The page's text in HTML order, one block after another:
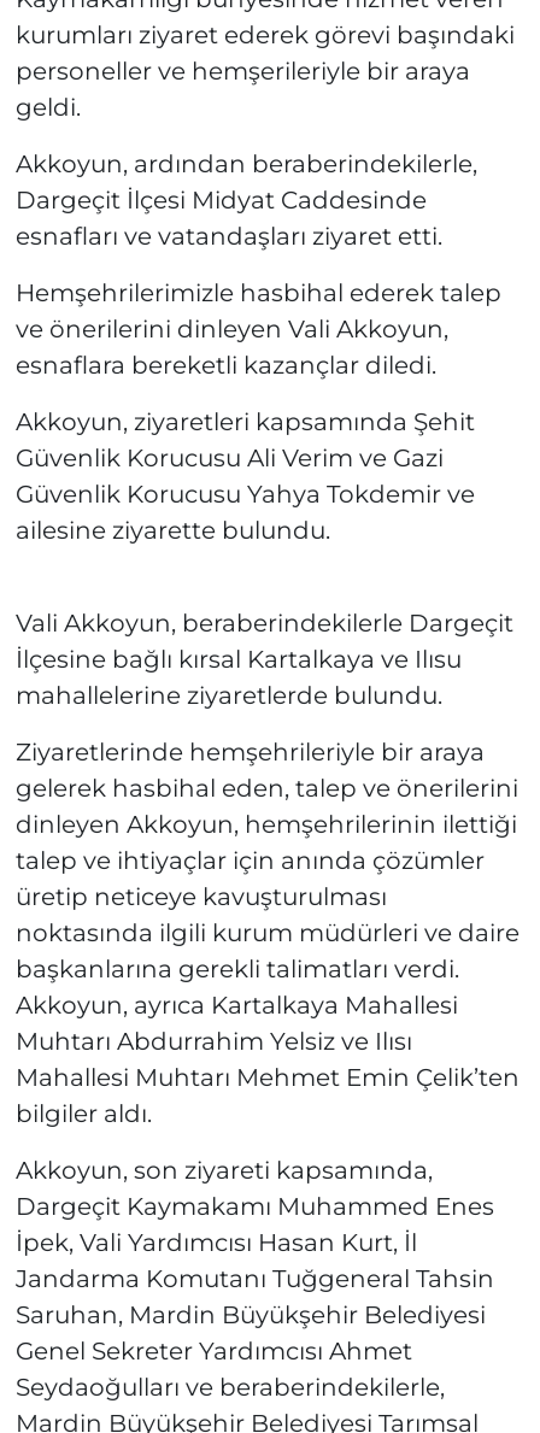
kurumları ziyaret ederek görevi başındaki
personeller ve hemşerileriyle bir araya
geldi.
Akkoyun, ardından beraberindekilerle,
Dargeçit İlçesi Midyat Caddesinde
esnafları ve vatandaşları ziyaret etti.
Hemşehrilerimizle hasbihal ederek talep
ve önerilerini dinleyen Vali Akkoyun,
esnaflara bereketli kazançlar diledi.
Akkoyun, ziyaretleri kapsamında Şehit
Güvenlik Korucusu Ali Verim ve Gazi
Güvenlik Korucusu Yahya Tokdemir ve
ailesine ziyarette bulundu.
Vali Akkoyun, beraberindekilerle Dargeçit
İlçesine bağlı kırsal Kartalkaya ve Ilısu
mahallelerine ziyaretlerde bulundu.
Ziyaretlerinde hemşehrileriyle bir araya
gelerek hasbihal eden, talep ve önerilerini
dinleyen Akkoyun, hemşehrilerinin ilettiği
talep ve ihtiyaçlar için anında çözümler
üretip neticeye kavuşturulması
noktasında ilgili kurum müdürleri ve daire
başkanlarına gerekli talimatları verdi.
Akkoyun, ayrıca Kartalkaya Mahallesi
Muhtarı Abdurrahim Yelsiz ve Ilısı
Mahallesi Muhtarı Mehmet Emin Çelik’ten
bilgiler aldı.
Akkoyun, son ziyareti kapsamında,
Dargeçit Kaymakamı Muhammed Enes
İpek, Vali Yardımcısı Hasan Kurt, İl
Jandarma Komutanı Tuğgeneral Tahsin
Saruhan, Mardin Büyükşehir Belediyesi
Genel Sekreter Yardımcısı Ahmet
Seydaoğulları ve beraberindekilerle,
Mardin Büyükşehir Belediyesi Tarımsal